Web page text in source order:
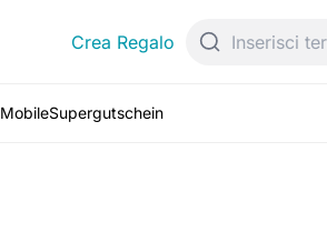
Crea Regalo
MobileSupergutschein